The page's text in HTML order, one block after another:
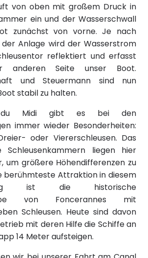
von oben mit großem Druck in
ein und der Wasserschwall
zunächst von vorne. Je nach
Anlage wird der Wasserstrom
reflektiert und erfasst
anderen Seite unser Boot.
und Steuermann sind nun
stabil zu halten.
Midi gibt es bei den
immer wieder Besonderheiten:
oder Viererschleusen. Das
liegen hier
um größere Höhendifferenzen zu
berühmteste Attraktion in diesem
ist die historische
von Foncerannes mit
Schleusen. Heute sind davon
mit deren Hilfe die Schiffe an
14 Meter aufsteigen.